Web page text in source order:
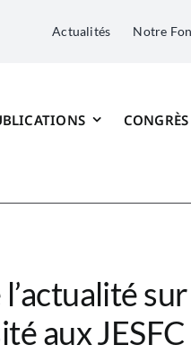
Actualités Notre
CONGRÈS
aux